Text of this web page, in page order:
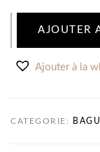
AJOUTER
Ajouter à la
CATEGORIE: